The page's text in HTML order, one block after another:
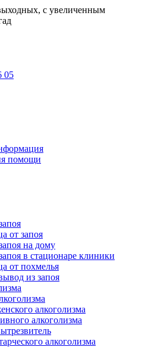
с увеличенным
05
помощи
от запоя
на дому
в стационаре клиники
от похмелья
из запоя
алкоголизма
алкоголизма
алкоголизма